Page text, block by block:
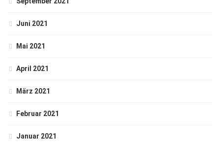
Juni 2021
Mai 2021
April 2021
März 2021
Februar 2021
Januar 2021